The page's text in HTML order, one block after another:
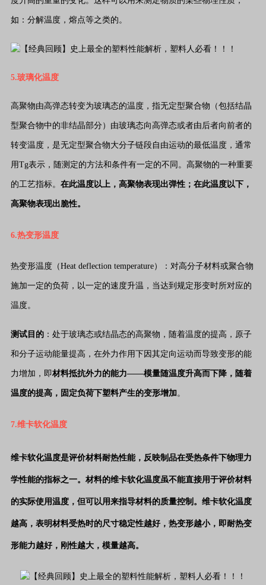
如：分解温度，熔点等之类的。
5.玻璃化温度
高聚物由高弹态转变为玻璃态的温度，指无定型聚合物（包括结晶
型聚合物中的非结晶部分）由玻璃态向高弹态或者由后者向前者的
转变温度，是无定型聚合物大分子链段自由运动的最低温度，通常
用Tg表示，随测定的方法和条件有一定的不同。高聚物的一种重要
的工艺指标。 在此温度以上，高聚物表现出弹性；在此温度以下，
高聚物表现出脆性。
6.热变形温度
热变形温度（Heat deflection temperature）：对高分子材料或聚合物
施加一定的负荷，以一定的速度升温，当达到规定形变时所对应的
温度。
测试目的 ：处于玻璃态或结晶态的高聚物，随着温度的提高，原子
和分子运动能量提高，在外力作用下因其定向运动而导致变形的能
力增加，即材料抵抗外力的能力——模量随温度升高而下降，随着
温度的提高，固定负荷下塑料产生的变形增加。
7.维卡软化温度
维卡软化温度是评价材料耐热性能，反映制品在受热条件下物理力
学性能的指标之一。材料的维卡软化温度虽不能直接用于评价材料
的实际使用温度，但可以用来指导材料的质量控制。 维卡软化温度
越高，表明材料受热时的尺寸稳定性越好，热变形越小，即耐热变
形能力越好，刚性越大，模量越高。